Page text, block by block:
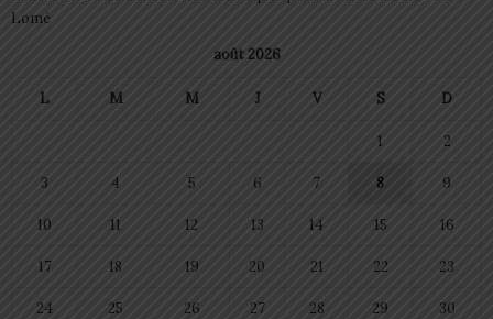
Lomé
août 2026
L M M J V S D
1 2
3 4 5 6 7 8 9
10 11 12 13 14 15 16
17 18 19 20 21 22 23
24 25 26 27 28 29 30